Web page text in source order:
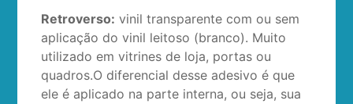
Retroverso: vinil transparente com ou sem
aplicação do vinil leitoso (branco). Muito
utilizado em vitrines de loja, portas ou
quadros.O diferencial desse adesivo é que
ele é aplicado na parte interna, ou seja, sua